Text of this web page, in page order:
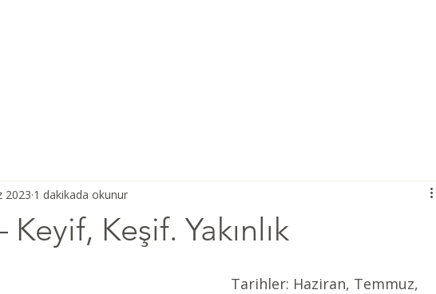
Keyif, Keşif. Yakınlık
2023 1 dakikada okunur
Tarihler: Haziran, Temmuz,